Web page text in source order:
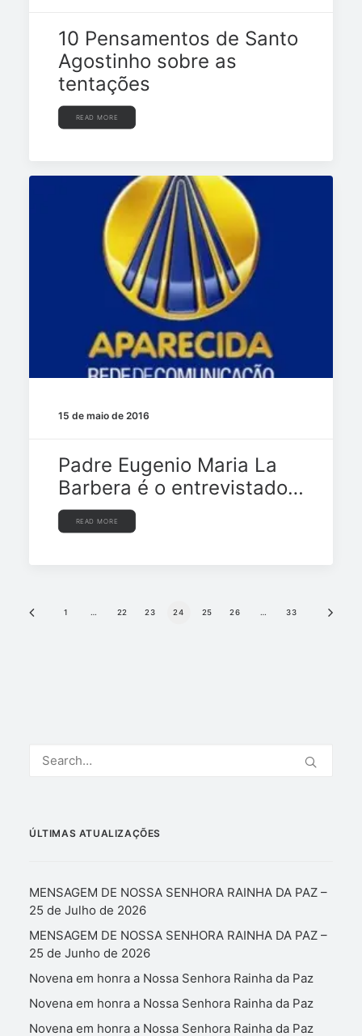
10 Pensamentos de Santo
Agostinho sobre as
tentações
READ MORE
15 de maio de 2016
Padre Eugenio Maria La
Barbera é o entrevistado…
READ MORE
1 … 22 23 24 25 26 … 33
ÚLTIMAS ATUALIZAÇÕES
MENSAGEM DE NOSSA SENHORA RAINHA DA PAZ –
25 de Julho de 2026
MENSAGEM DE NOSSA SENHORA RAINHA DA PAZ –
25 de Junho de 2026
Novena em honra a Nossa Senhora Rainha da Paz
Novena em honra a Nossa Senhora Rainha da Paz
Novena em honra a Nossa Senhora Rainha da Paz